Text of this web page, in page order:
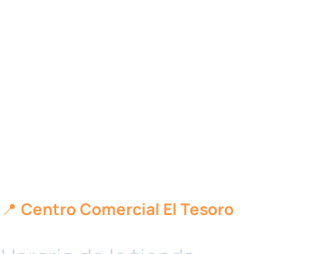
📍 Centro Comercial El Tesoro